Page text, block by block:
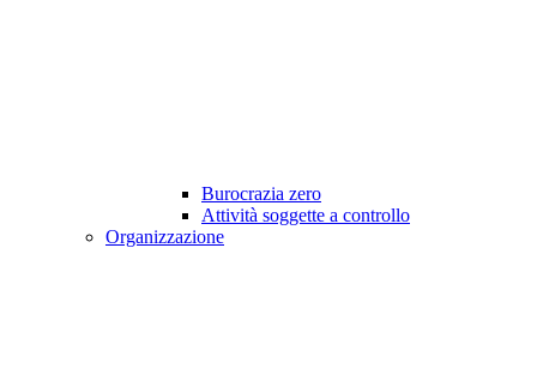
Burocrazia zero
Attività soggette a controllo
Organizzazione